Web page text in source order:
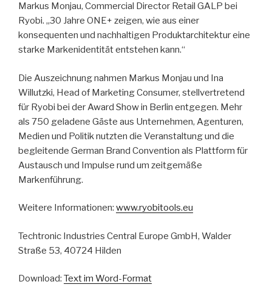
Markus Monjau, Commercial Director Retail GALP bei
Ryobi. „30 Jahre ONE+ zeigen, wie aus einer
konsequenten und nachhaltigen Produktarchitektur eine
starke Markenidentität entstehen kann.“
Die Auszeichnung nahmen Markus Monjau und Ina
Willutzki, Head of Marketing Consumer, stellvertretend
für Ryobi bei der Award Show in Berlin entgegen. Mehr
als 750 geladene Gäste aus Unternehmen, Agenturen,
Medien und Politik nutzten die Veranstaltung und die
begleitende German Brand Convention als Plattform für
Austausch und Impulse rund um zeitgemäße
Markenführung.
Weitere Informationen: www.ryobitools.eu
Techtronic Industries Central Europe GmbH, Walder
Straße 53, 40724 Hilden
Download: Text im Word-Format